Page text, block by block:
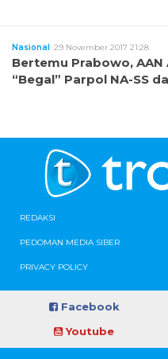
Nasional 29 November 2017 21:28
Bertemu Prabowo, AAN
“Begal” Parpol NA-SS
REDAKSI
PEDOMAN MEDIA SIBER
PRIVACY POLICY
Facebook
Youtube